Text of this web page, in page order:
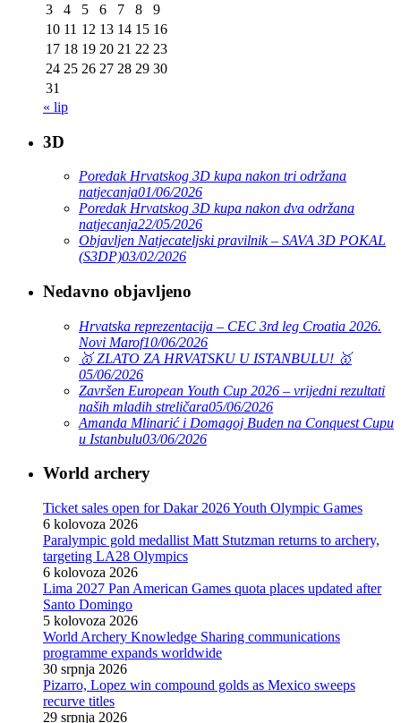
3
4 5 6 7 8
9
10 11 12 13 14 15 16
17 18 19 20 21 22 23
24 25 26 27 28 29 30
31
« lip
3D
Poredak Hrvatskog 3D kupa nakon tri održana
natjecanja01/06/2026
Poredak Hrvatskog 3D kupa nakon dva održana
natjecanja22/05/2026
Objavljen Natjecateljski pravilnik – SAVA 3D POKAL
(S3DP)03/02/2026
Nedavno objavljeno
Hrvatska reprezentacija – CEC 3rd leg Croatia 2026.
Novi Marof10/06/2026
🥇 ZLATO ZA HRVATSKU U ISTANBULU! 🥇
05/06/2026
Završen European Youth Cup 2026 – vrijedni rezultati
naših mladih streličara05/06/2026
Amanda Mlinarić i Domagoj Buden na Conquest Cupu
u Istanbulu03/06/2026
World archery
Ticket sales open for Dakar 2026 Youth Olympic Games
6 kolovoza 2026
Paralympic gold medallist Matt Stutzman returns to archery,
targeting LA28 Olympics
6 kolovoza 2026
Lima 2027 Pan American Games quota places updated after
Santo Domingo
5 kolovoza 2026
World Archery Knowledge Sharing communications
programme expands worldwide
30 srpnja 2026
Pizarro, Lopez win compound golds as Mexico sweeps
recurve titles
29 srpnja 2026